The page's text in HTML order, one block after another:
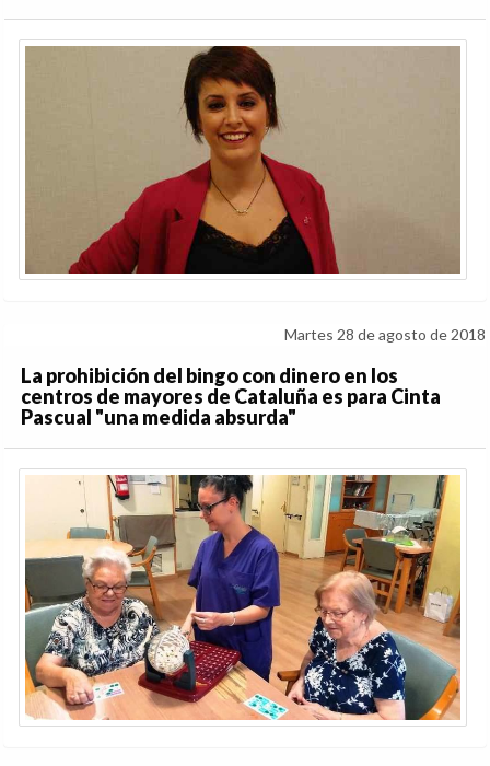
Martes 28 de agosto de 2018
La prohibición del bingo con dinero en los
centros de mayores de Cataluña es para Cinta
Pascual "una medida absurda"